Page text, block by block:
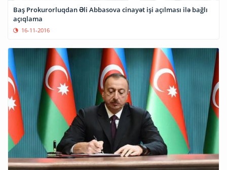
Baş Prokurorluqdan Əli Abbasova cinayət işi açılması ilə bağlı
açıqlama
16-11-2016